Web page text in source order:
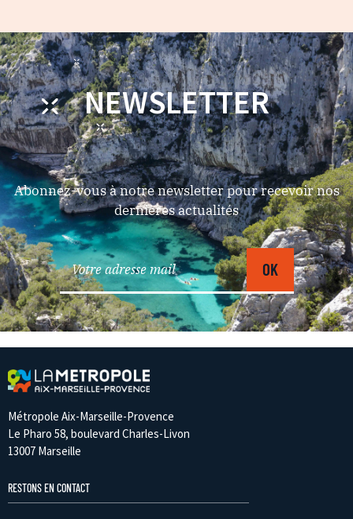
NEWSLETTER
Abonnez-vous à notre newsletter pour recevoir nos
dernières actualités
Métropole Aix-Marseille-Provence
Le Pharo 58, boulevard Charles-Livon
13007 Marseille
RESTONS EN CONTACT